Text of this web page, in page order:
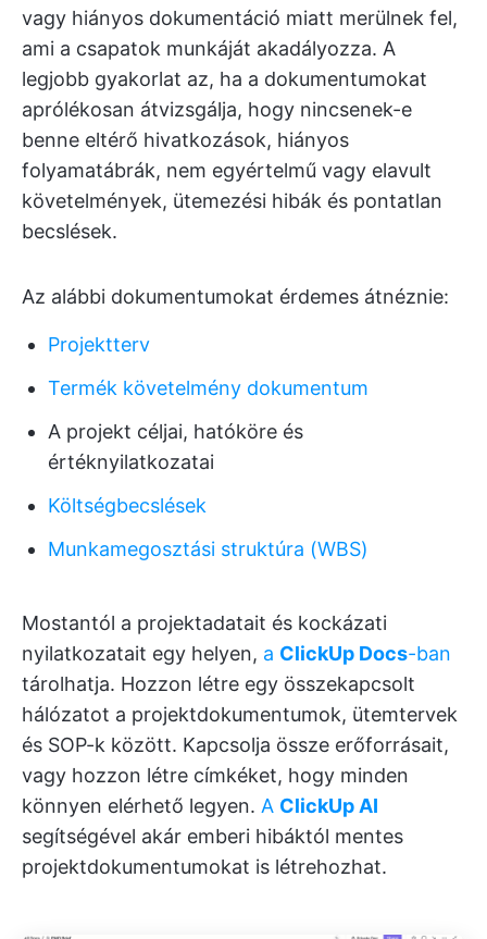
vagy hiányos dokumentáció miatt merülnek fel,
ami a csapatok munkáját akadályozza. A
legjobb gyakorlat az, ha a dokumentumokat
aprólékosan átvizsgálja, hogy nincsenek-e
benne eltérő hivatkozások, hiányos
folyamatábrák, nem egyértelmű vagy elavult
követelmények, ütemezési hibák és pontatlan
becslések.
Az alábbi dokumentumokat érdemes átnéznie:
Projektterv
Termék követelmény dokumentum
A projekt céljai, hatóköre és
értéknyilatkozatai
Költségbecslések
Munkamegosztási struktúra (WBS)
Mostantól a projektadatait és kockázati
nyilatkozatait egy helyen, a ClickUp Docs-ban
tárolhatja. Hozzon létre egy összekapcsolt
hálózatot a projektdokumentumok, ütemtervek
és SOP-k között. Kapcsolja össze erőforrásait,
vagy hozzon létre címkéket, hogy minden
könnyen elérhető legyen. A ClickUp AI
segítségével akár emberi hibáktól mentes
projektdokumentumokat is létrehozhat.